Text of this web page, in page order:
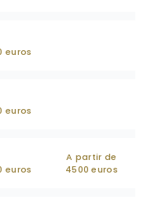
euros
euros
euros
A partir de
4500 euros